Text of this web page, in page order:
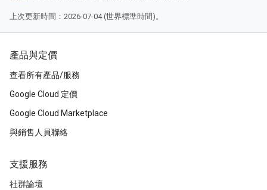
上次更新時間：2026-07-04 (世界標準時間)。
產品與定價
查看所有產品/服務
Google Cloud 定價
Google Cloud Marketplace
與銷售人員聯絡
支援服務
社群論壇